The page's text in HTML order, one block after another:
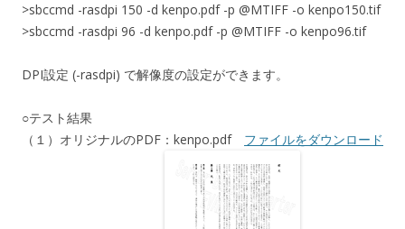
>sbccmd -rasdpi 150 -d kenpo.pdf -p @MTIFF -o kenpo150.tif
>sbccmd -rasdpi 96 -d kenpo.pdf -p @MTIFF -o kenpo96.tif
DPI設定 (-rasdpi) で解像度の設定ができます。
○テスト結果
（１）オリジナルのPDF：kenpo.pdf ファイルをダウンロード